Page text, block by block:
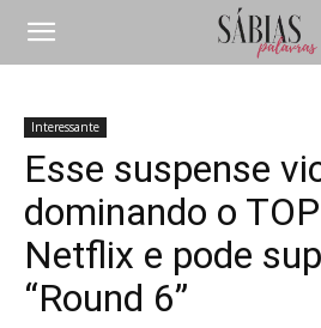
Interessante
Esse suspense
dominando o
Netflix e pode
“Round 6”